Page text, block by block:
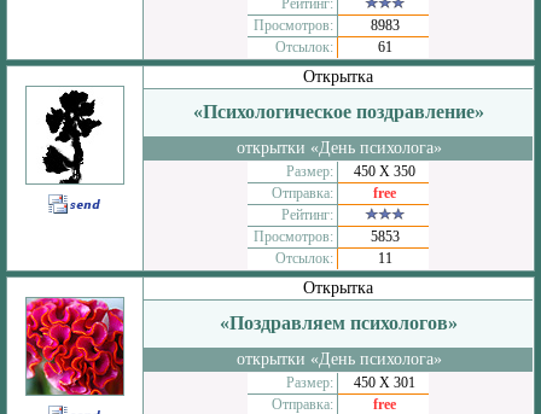
Рейтинг:
Просмотров:
8983
Отсылок:
61
Открытка
«Психологическое поздравление»
открытки «День психолога»
Размер:
450 Х 350
Отправка:
free
Рейтинг:
Просмотров:
5853
Отсылок:
11
Открытка
«Поздравляем психологов»
открытки «День психолога»
Размер:
450 Х 301
Отправка:
free